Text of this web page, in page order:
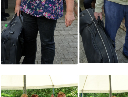
Branding
ARMCHAIR